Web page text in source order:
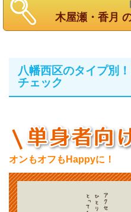
木屋瀬・香月
八幡西区のタイプ別
チェック
オンもオフもHappyに！